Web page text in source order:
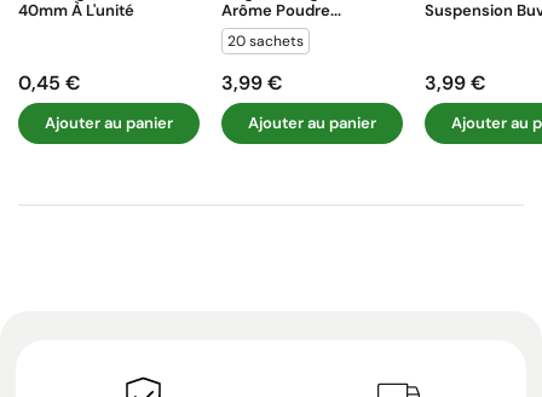
40mm À L'unité
Prix
0,45 €
Ajouter au panier
Arôme Poudre...
20 sachets
Prix
3,99 €
Ajouter au panier
Suspension
Prix
3,99 €
Ajouter au